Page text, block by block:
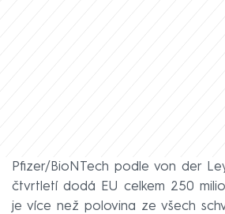
Pfizer/BioNTech podle von der
čtvrtletí dodá EU celkem 250
je více než polovina ze všech